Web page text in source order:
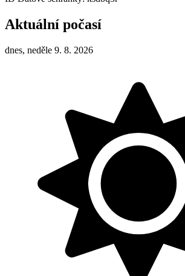
Aktuální počasí
dnes, neděle 9. 8. 2026